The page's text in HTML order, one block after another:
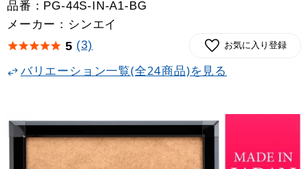
品番： PG-44S-IN-A1-BG
メーカー：シンエイ
5 (3) お気に入り登録
バリエーション一覧(全24商品)を見る